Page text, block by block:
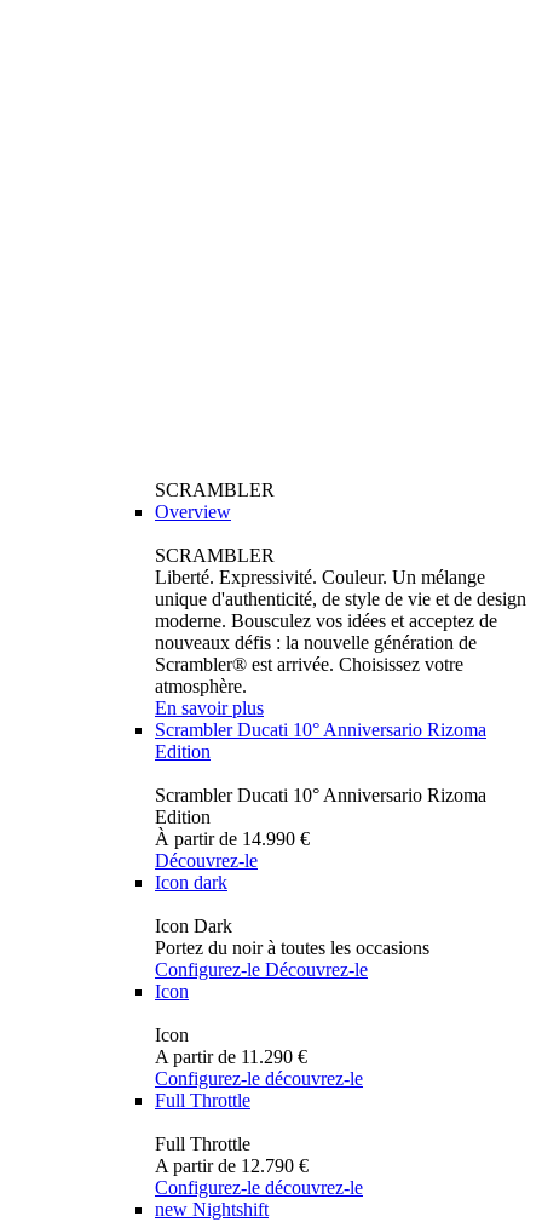
SCRAMBLER
Overview
SCRAMBLER
Liberté. Expressivité. Couleur. Un mélange
unique d'authenticité, de style de vie et de design
moderne. Bousculez vos idées et acceptez de
nouveaux défis : la nouvelle génération de
Scrambler® est arrivée. Choisissez votre
atmosphère.
En savoir plus
Scrambler Ducati 10° Anniversario Rizoma
Edition
Scrambler Ducati 10° Anniversario Rizoma
Edition
À partir de 14.990 €
Découvrez-le
Icon dark
Icon Dark
Portez du noir à toutes les occasions
Configurez-le Découvrez-le
Icon
Icon
A partir de 11.290 €
Configurez-le découvrez-le
Full Throttle
Full Throttle
A partir de 12.790 €
Configurez-le découvrez-le
new Nightshift